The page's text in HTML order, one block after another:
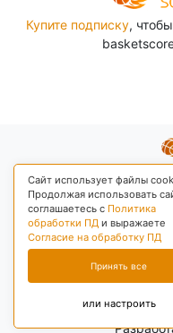
Сайт использует файлы
Продолжая использовать
соглашаетесь с Политика
обработки ПД и выражаете
Согласие на обработку ПД
Принять все
или настроить
Купите подписку,
Правила сайта
+03
©